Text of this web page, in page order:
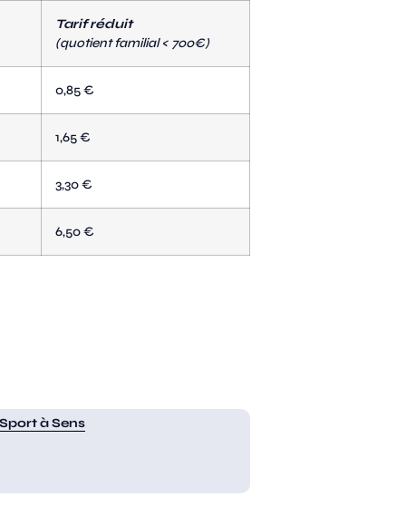
Tarif réduit
(quotient familial < 700€)
0,85 €
1,65 €
3,30 €
6,50 €
Sport à Sens